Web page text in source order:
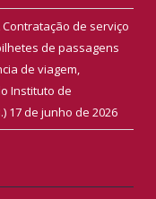
Contratação de serviço
de passagens
de viagem,
Instituto de
17 de junho de 2026